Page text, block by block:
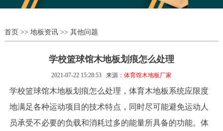
首页>> 地板资讯>> 其他问题
学校篮球馆木地板划痕怎么处理
2021-07-22 15:28:53 来源： 体育馆木地板厂家
学校篮球馆木地板划痕怎么处理，体育木地板系统应限度
地满足各种运动项目的技术特点，同时尽可能避免运动人
员承受不必要的负载和消耗过多的能量所具备的功能。体